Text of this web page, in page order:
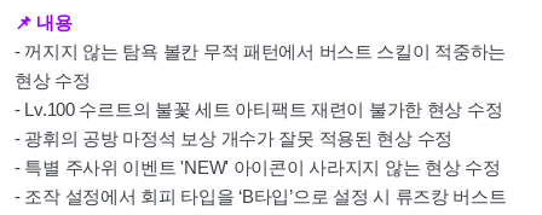
📌 내용
- 꺼지지 않는 탐욕 볼칸 무적 패턴에서 버스트 스킬이 적중하는
현상 수정
- Lv.100 수르트의 불꽃 세트 아티팩트 재련이 불가한 현상 수정
- 광휘의 공방 마정석 보상 개수가 잘못 적용된 현상 수정
- 특별 주사위 이벤트 'NEW' 아이콘이 사라지지 않는 현상 수정
- 조작 설정에서 회피 타입을 ‘B타입’으로 설정 시 류즈캉 버스트